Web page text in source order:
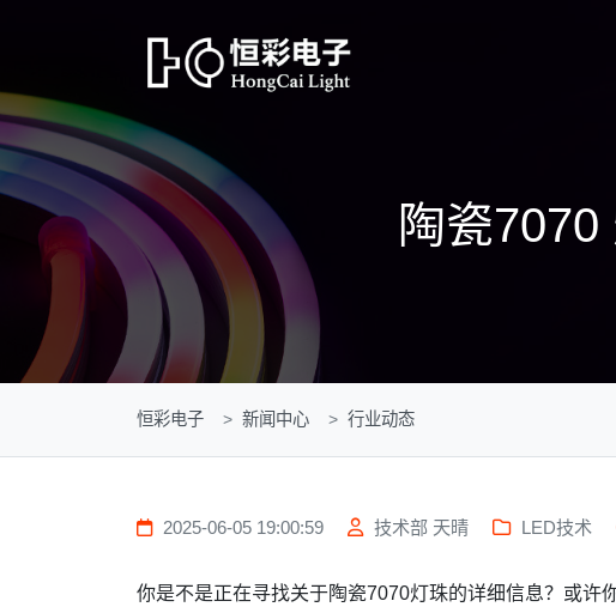
陶瓷
恒彩电子 新闻中心 行业动态
2025-06-05 19:00:59 技术部 天晴 LED技术
你是不是正在寻找关于陶瓷7070灯珠的详细信息？或许